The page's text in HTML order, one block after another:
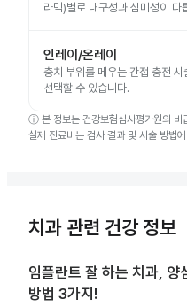
라믹)별로 내구성과 심미성이 다
인레이/온레이
충치 부위를 메우는 간접 충전
선택할 수 있습니다.
ⓘ 본 정보는 건강보험심사평가원의 비
실제 진료비는 검사 결과 및 시술 방법
치과 관련 건강 정보
임플란트 잘 하는 치과, 양
방법 3가지!